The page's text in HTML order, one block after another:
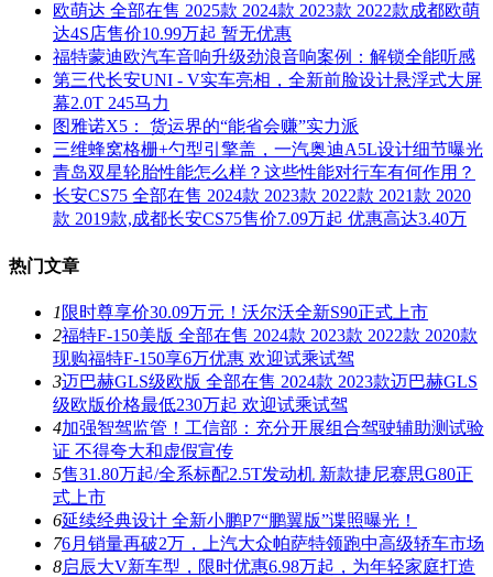
欧萌达 全部在售 2025款 2024款 2023款 2022款成都欧萌
达4S店售价10.99万起 暂无优惠
福特蒙迪欧汽车音响升级劲浪音响案例：解锁全能听感
第三代长安UNI - V实车亮相，全新前脸设计悬浮式大屏
幕2.0T 245马力
图雅诺X5： 货运界的“能省会赚”实力派
三维蜂窝格栅+勺型引擎盖，一汽奥迪A5L设计细节曝光
青岛双星轮胎性能怎么样？这些性能对行车有何作用？
长安CS75 全部在售 2024款 2023款 2022款 2021款 2020
款 2019款,成都长安CS75售价7.09万起 优惠高达3.40万
热门文章
1 限时尊享价30.09万元！沃尔沃全新S90正式上市
2福特F-150美版 全部在售 2024款 2023款 2022款 2020款
现购福特F-150享6万优惠 欢迎试乘试驾
3迈巴赫GLS级欧版 全部在售 2024款 2023款迈巴赫GLS
级欧版价格最低230万起 欢迎试乘试驾
4加强智驾监管！工信部：充分开展组合驾驶辅助测试验
证 不得夸大和虚假宣传
5售31.80万起/全系标配2.5T发动机 新款捷尼赛思G80正
式上市
6延续经典设计 全新小鹏P7“鹏翼版”谍照曝光！
76月销量再破2万，上汽大众帕萨特领跑中高级轿车市场
8启辰大V新车型，限时优惠6.98万起，为年轻家庭打造